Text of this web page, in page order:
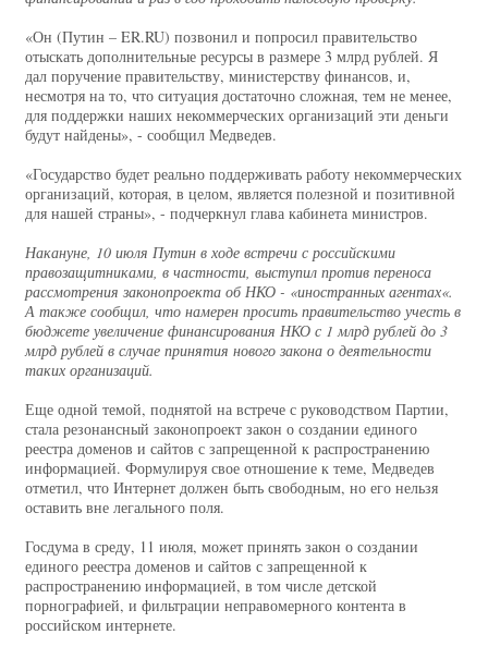
«Он (Путин – ER.RU) позвонил и попросил правительство
отыскать дополнительные ресурсы в размере 3 млрд рублей. Я
дал поручение правительству, министерству финансов, и,
несмотря на то, что ситуация достаточно сложная, тем не менее,
для поддержки наших некоммерческих организаций эти деньги
будут найдены», - сообщил Медведев.
«Государство будет реально поддерживать работу некоммерческих
организаций, которая, в целом, является полезной и позитивной
для нашей страны», - подчеркнул глава кабинета министров.
Накануне, 10 июля Путин в ходе встречи с российскими
правозащитниками, в частности, выступил против переноса
рассмотрения законопроекта об НКО - «иностранных агентах«.
А также сообщил, что намерен просить правительство учесть в
бюджете увеличение финансирования НКО с 1 млрд рублей до 3
млрд рублей в случае принятия нового закона о деятельности
таких организаций.
Еще одной темой, поднятой на встрече с руководством Партии,
стала резонансный законопроект закон о создании единого
реестра доменов и сайтов с запрещенной к распространению
информацией. Формулируя свое отношение к теме, Медведев
отметил, что Интернет должен быть свободным, но его нельзя
оставить вне легального поля.
Госдума в среду, 11 июля, может принять закон о создании
единого реестра доменов и сайтов с запрещенной к
распространению информацией, в том числе детской
порнографией, и фильтрации неправомерного контента в
российском интернете.